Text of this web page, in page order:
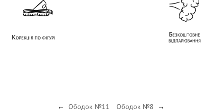
Корекція по фігурі Безкоштовне
відпарювання
← Ободок №11 Ободок №8 →